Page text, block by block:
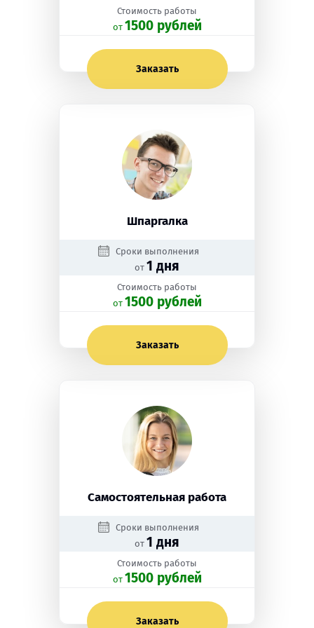
Стоимость работы
oт 1500 рублей
Заказать
Шпаргалка
Сроки выполнения
от 1 дня
Стоимость работы
oт 1500 рублей
Заказать
Самостоятельная работа
Сроки выполнения
от 1 дня
Стоимость работы
oт 1500 рублей
Заказать